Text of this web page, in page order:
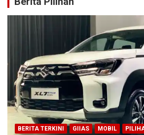
BERITA TERKINI GIIAS MOBIL